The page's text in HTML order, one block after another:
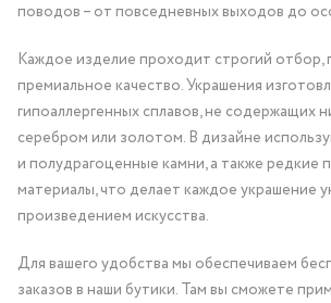
поводов – от повседневных выходов до
Каждое изделие проходит строгий отбор,
премиальное качество. Украшения
гипоаллергенных сплавов, не содержащих
серебром или золотом. В дизайне
и полудрагоценные камни, а также редкие
материалы, что делает каждое украшение
произведением искусства.
Для вашего удобства мы обеспечиваем
заказов в наши бутики. Там вы сможете